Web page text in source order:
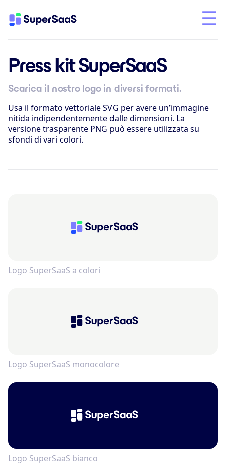
Press kit SuperSaaS
Scarica il nostro logo in diversi formati.
Usa il formato vettoriale SVG per avere un’immagine
nitida indipendentemente dalle dimensioni. La
versione trasparente PNG può essere utilizzata su
sfondi di vari colori.
Logo SuperSaaS a colori
Logo SuperSaaS monocolore
Logo SuperSaaS bianco